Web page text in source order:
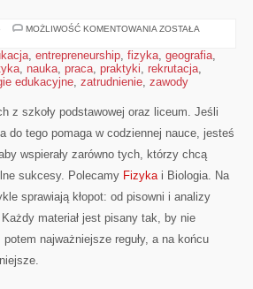
MOŻLIWOŚĆ KOMENTOWANIA PRZEDSIĘBIORCZOŚĆ
ZOSTAŁA
, entrepreneurship, fizyka, geografia,
, nauka, praca, praktyki, rekrutacja,
edukacyjne, zatrudnienie, zawody
z szkoły podstawowej oraz liceum. Jeśli
do tego pomaga w codziennej nauce, jesteś
wspierały zarówno tych, którzy chcą
sukcesy. Polecamy Fizykai Biologia. Na
sprawiają kłopot: od pisowni i analizy
materiał jest pisany tak, by nie
najważniejsze reguły, a na końcu